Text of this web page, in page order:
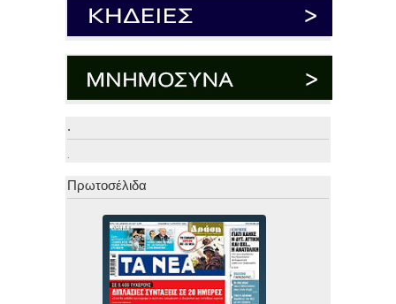
.
.
Πρωτοσέλιδα